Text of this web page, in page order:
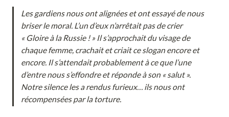
Les gardiens nous ont alignées et ont essayé de nous
briser le moral. L’un d’eux n’arrêtait pas de crier
« Gloire à la Russie ! » Il s’approchait du visage de
chaque femme, crachait et criait ce slogan encore et
encore. Il s’attendait probablement à ce que l’une
d’entre nous s’effondre et réponde à son « salut ».
Notre silence les a rendus furieux… ils nous ont
récompensées par la torture.